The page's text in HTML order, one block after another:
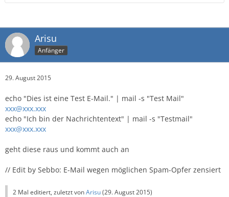
Arisu
Anfänger
29. August 2015
echo "Dies ist eine Test E-Mail." | mail -s "Test Mail"
xxx@xxx.xxx
echo "Ich bin der Nachrichtentext" | mail -s "Testmail"
xxx@xxx.xxx
geht diese raus und kommt auch an
// Edit by Sebbo: E-Mail wegen möglichen Spam-Opfer zensiert
2 Mal editiert, zuletzt vonArisu(29. August 2015)